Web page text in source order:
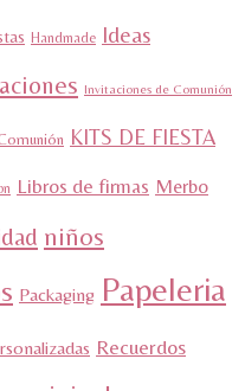
Handmade Ideas
Invitaciones de Comunión
KITS DE FIESTA
Libros de firmas Merbo
niños
Packaging Papeleria
Recuerdos